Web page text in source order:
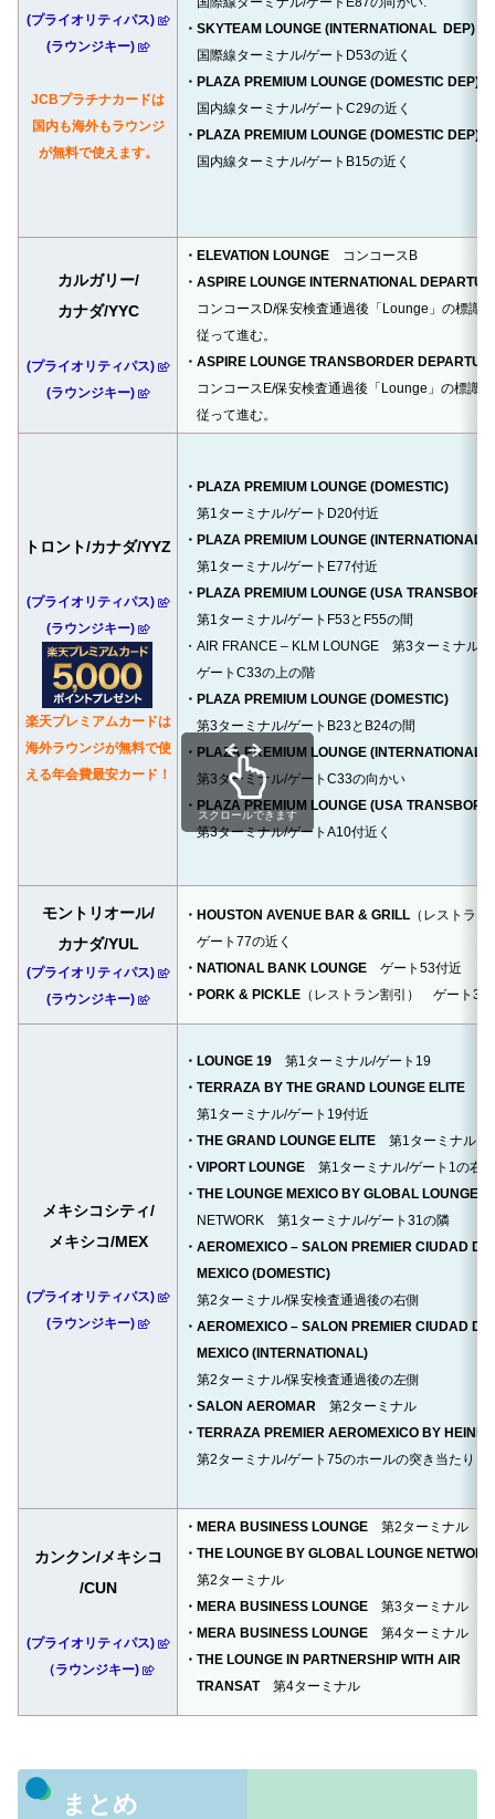
(プライオリティパス)
(ラウンジキー)
JCBプラチナカードは
国内も海外もラウンジ
が無料で使えます。
・SKYTEAM LOUNGE (INTERNATIONAL DEP)
国際線ターミナル/ゲートD53の近く
・PLAZA PREMIUM LOUNGE (DOMESTIC DEP)
国内線ターミナル/ゲートC29の近く
・PLAZA PREMIUM LOUNGE (DOMESTIC DEP)
国内線ターミナル/ゲートB15の近く
カルガリー/
カナダ/YYC
(プライオリティパス)
(ラウンジキー)
・ELEVATION LOUNGEコンコースB
・ASPIRE LOUNGE INTERNATIONAL
コンコースD/保安検査通過後「Lounge」の標識に
従って進む。
・ASPIRE LOUNGE TRANSBORDER
コンコースE/保安検査通過後「Lounge」の標識に
従って進む。
トロント/カナダ/YYZ
(プライオリティパス)
(ラウンジキー)
楽天プレミアムカードは
海外ラウンジが無料で使
える年会費最安カード！
・PLAZA PREMIUM LOUNGE (DOMESTIC)
第1ターミナル/ゲートD20付近
・PLAZA PREMIUM LOUNGE (INTERNATIONAL)
第1ターミナル/ゲートE77付近
・PLAZA PREMIUM LOUNGE (USA
第1ターミナル/ゲートF53とF55の間
・AIR FRANCE – KLM LOUNGE 第3ターミナル
ゲートC33の上の階
・PLAZA PREMIUM LOUNGE (DOMESTIC)
第3ターミナル/ゲートB23とB24の間
・PLAZA PREMIUM LOUNGE (INTERNATIONAL)
第3ターミナル/ゲートC33の向かい
・PLAZA PREMIUM LOUNGE (USA
第3ターミナル/ゲートA10付近く
モントリオール/
カナダ/YUL
(プライオリティパス)
(ラウンジキー)
・HOUSTON AVENUE BAR & GRILL（レストラン
ゲート77の近く
・NATIONAL BANK LOUNGEゲート53付近
・PORK & PICKLE（レストラン割引） ゲート3
メキシコシティ/
メキシコ/MEX
(プライオリティパス)
(ラウンジキー)
・LOUNGE 19 第1ターミナル/ゲート19
・TERRAZA BY THE GRAND LOUNGE ELITE
第1ターミナル/ゲート19付近
・THE GRAND LOUNGE ELITE第1ターミナル
・VIPORT LOUNGE第1ターミナル/ゲート1の右側
・THE LOUNGE MEXICO BY GLOBAL LOUNGE
NETWORK 第1ターミナル/ゲート31の隣
・AEROMEXICO – SALON PREMIER CIUDAD DE
MEXICO (DOMESTIC)
第2ターミナル/保安検査通過後の右側
・AEROMEXICO – SALON PREMIER CIUDAD DE
MEXICO (INTERNATIONAL)
第2ターミナル/保安検査通過後の左側
・SALON AEROMAR 第2ターミナル
・TERRAZA PREMIER AEROMEXICO BY
第2ターミナル/ゲート75のホールの突き当たり
カンクン/メキシコ
/CUN
(プライオリティパス)
（ラウンジキー)
・MERA BUSINESS LOUNGE 第2ターミナル
・THE LOUNGE BY GLOBAL LOUNGE NETWORK
第2ターミナル
・MERA BUSINESS LOUNGE第3ターミナル
・MERA BUSINESS LOUNGE第4ターミナル
・THE LOUNGE IN PARTNERSHIP WITH AIR
TRANSAT第4ターミナル
スクロールできます
まとめ